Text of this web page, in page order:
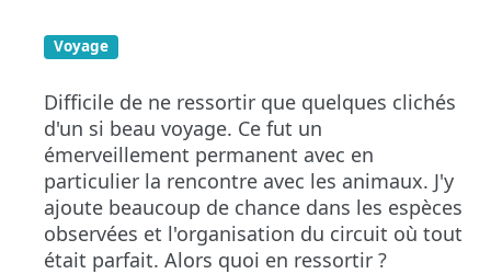
Voyage
Difficile de ne ressortir que quelques clichés
d'un si beau voyage. Ce fut un
émerveillement permanent avec en
particulier la rencontre avec les animaux. J'y
ajoute beaucoup de chance dans les espèces
observées et l'organisation du circuit où tout
était parfait. Alors quoi en ressortir ?